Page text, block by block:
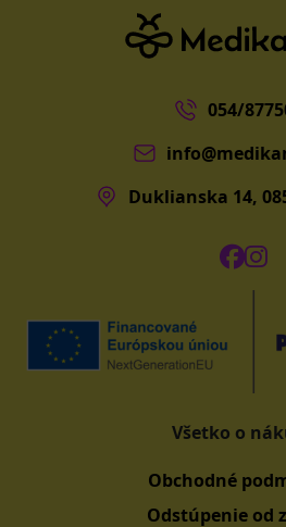
054/
Duklianska 14,
Všetko o
Obchodné
Odstúpenie od